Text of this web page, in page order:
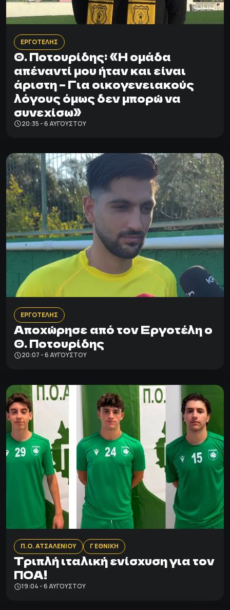
ΕΡΓΟΤΕΛΗΣ
Θ. Ποτουρίδης: «Η ομάδα
απέναντί μου ήταν και είναι
άριστη – Για οικογενειακούς
λόγους όμως δεν μπορώ να
συνεχίσω»
20:35 - 6 ΑΥΓΟΎΣΤΟΥ
ΕΡΓΟΤΕΛΗΣ
Αποχώρησε από τον Εργοτέλη ο
Θ. Ποτουρίδης
20:07 - 6 ΑΥΓΟΎΣΤΟΥ
Π.Ο. ΑΤΣΑΛΕΝΙΟΥ Γ ΕΘΝΙΚΗ
Τριπλή ιταλική ενίσχυση για τον
ΠΟΑ!
19:04 - 6 ΑΥΓΟΎΣΤΟΥ